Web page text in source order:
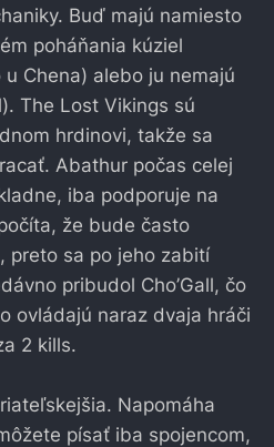
Buď majú namiesto
poháňania kúziel
Chena) alebo ju nemajú
The Lost Vikings sú
hrdinovi, takže sa
Abathur počas celej
iba podporuje na
že bude často
preto sa po jeho zabití
pribudol Cho’Gall, čo
ovládajú naraz dvaja hráči
2 kills.
Napomáha
písať iba spojencom,